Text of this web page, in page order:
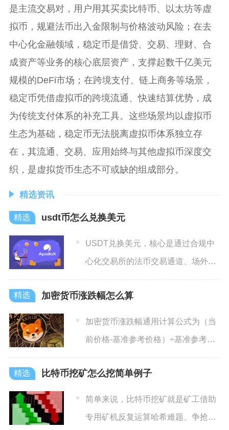
是主流交易对，用户用其买卖比特币、以太坊等虚
拟币，规避法币出入金限制与价格波动风险；在去
中心化金融领域，稳定币是借贷、交易、理财、合
成资产等业务的核心底层资产，支撑起数千亿美元
规模的DeFi市场；在跨境支付、链上商务等场景，
稳定币凭借虚拟币的跨境流通、快速结算优势，成
为传统支付体系的补充工具。这些场景均以虚拟币
生态为基础，稳定币无法脱离虚拟币体系独立存
在，其流通、交易、应用始终与其他虚拟币深度交
织，是虚拟货币生态不可或缺的组成部分。
精选资讯
usdt币怎么兑换美元
USDT兑换美元，核心是通过合规中
心化交易所的法币交易通道、场外
P2P交易、加密借记卡或官
加密货币涨跌幅怎么算
加密货币涨跌幅通用计算公式为（当
前价格‑基准参考价格）÷基准参考价
格×100%，计算结果正
比特币挖矿怎么挖简单例子
简单来说，比特币挖矿就是矿工借助
专用矿机反复运算哈希难题、争抢区